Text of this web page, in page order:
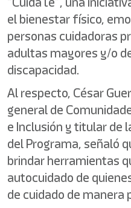
el bienestar físico,
personas cuidadoras
adultas mayores y/o
discapacidad.
Al respecto, César
general de
e Inclusión y titular de
del Programa, señaló
brindar herramientas
autocuidado de
de cuidado de manera